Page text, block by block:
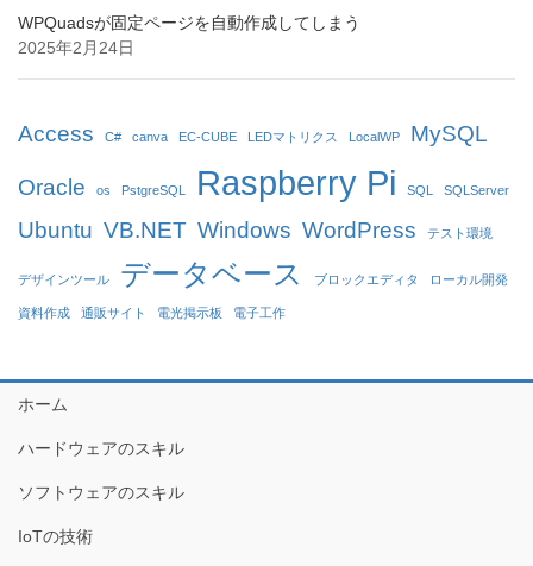
WPQuadsが固定ページを自動作成してしまう
2025年2月24日
Access C# canva EC-CUBE LEDマトリクス LocalWP MySQL
Oracle os PstgreSQL Raspberry Pi SQL SQLServer
Ubuntu VB.NET Windows WordPress テスト環境
デザインツール データベース ブロックエディタ ローカル開発
資料作成 通販サイト 電光掲示板 電子工作
ホーム
ハードウェアのスキル
ソフトウェアのスキル
IoTの技術